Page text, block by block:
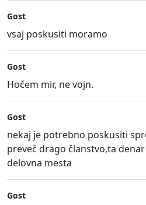
Gost
vsaj poskusiti moramo
Gost
Hočem mir, ne vojn.
Gost
nekaj je potrebno poskusiti
preveč drago članstvo,ta
delovna mesta
Gost